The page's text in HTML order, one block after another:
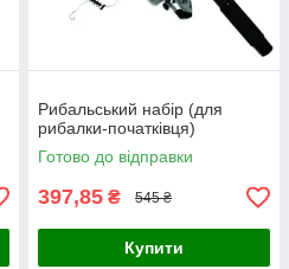
Рибальський набір (для
рибалки-початківця)
Готово до відправки
397,85 ₴ 545 ₴
Купити